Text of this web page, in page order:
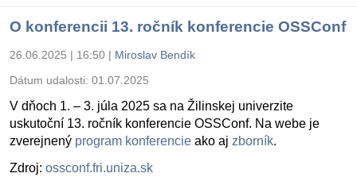
O konferencii 13. ročník konferencie OSSConf
26.06.2025 | 16:50 | Miroslav Bendík
Dátum udalosti: 01.07.2025
V dňoch 1. – 3. júla 2025 sa na Žilinskej univerzite
uskutoční 13. ročník konferencie OSSConf. Na webe je
zverejnený program konferencie ako aj zborník.
Zdroj: ossconf.fri.uniza.sk